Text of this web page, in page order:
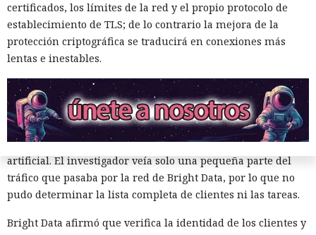
certificados, los límites de la red y el propio protocolo de
establecimiento de TLS; de lo contrario la mejora de la
protección criptográfica se traducirá en conexiones más
lentas e inestables.
Para el análisis, el especialista obtuvo acceso completo a la
parte de software del televisor Samsung y comenzó a
registrar todas las conexiones entrantes y salientes. Ese
nivel de acceso permitió ver qué aplicaciones se
comunicaban con servidores externos y qué componentes
transmitían tráfico por la conexión doméstica.
La actividad observada apuntaba a la recopilación masiva de
perfiles de LinkedIn y materiales para entrenar inteligencia
artificial. El investigador veía solo una pequeña parte del
tráfico que pasaba por la red de Bright Data, por lo que no
pudo determinar la lista completa de clientes ni las tareas.
Bright Data afirmó que verifica la identidad de los clientes y